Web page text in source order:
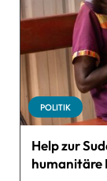
POLITIK
Help zur
humanitäre